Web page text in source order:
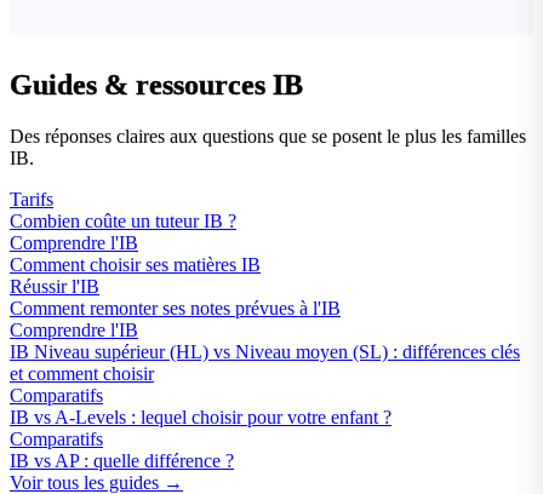
Guides & ressources IB
Des réponses claires aux questions que se posent le plus les familles
IB.
Tarifs
Combien coûte un tuteur IB ?
Comprendre l'IB
Comment choisir ses matières IB
Réussir l'IB
Comment remonter ses notes prévues à l'IB
Comprendre l'IB
IB Niveau supérieur (HL) vs Niveau moyen (SL) : différences clés
et comment choisir
Comparatifs
IB vs A-Levels : lequel choisir pour votre enfant ?
Comparatifs
IB vs AP : quelle différence ?
Voir tous les guides →